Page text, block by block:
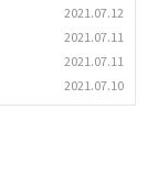
2021.07.12
2021.07.11
2021.07.11
2021.07.10